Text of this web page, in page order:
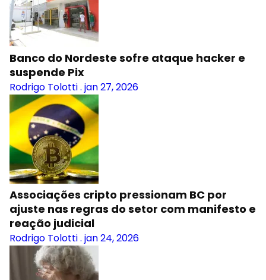
Banco do Nordeste sofre ataque hacker e
suspende Pix
Rodrigo Tolotti. jan 27, 2026
Associações cripto pressionam BC por
ajuste nas regras do setor com manifesto e
reação judicial
Rodrigo Tolotti. jan 24, 2026